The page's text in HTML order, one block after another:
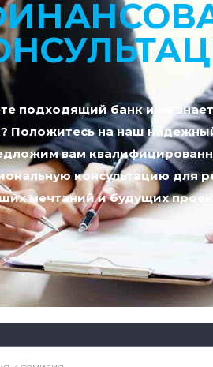
подходящий банк и не
Положитесь на наш
вам
консультацию для
мечтаний и будущих